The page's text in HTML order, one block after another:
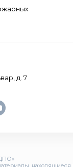
д. 7